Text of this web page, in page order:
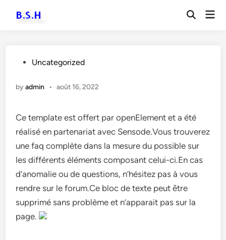
PostedUncategorized
byadmin • août 16, 2022
Ce template est offert par openElement et a été
réalisé en partenariat avec Sensode.Vous trouverez
une faq complète dans la mesure du possible sur
les différents éléments composant celui-ci.En cas
d’anomalie ou de questions, n’hésitez pas à vous
rendre sur le forum.Ce bloc de texte peut être
supprimé sans problème et n’apparait pas sur la
page.